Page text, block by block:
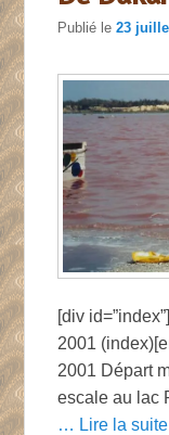
Publié le23
[div
2001
2001 Départ
escale au lac
… Lire la